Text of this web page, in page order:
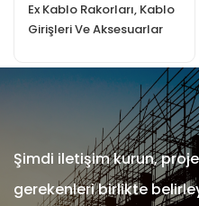
Ex Kablo Rakorları, Kablo
Girişleri Ve Aksesuarlar
Şimdi iletişim kurun,
gerekenleri birlikte